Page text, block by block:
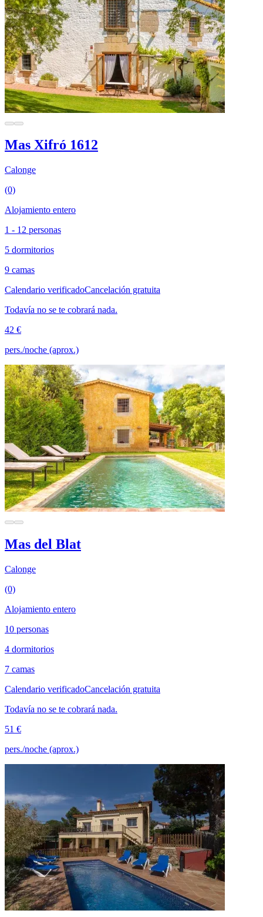
Mas Xifró 1612
Calonge
(0)
Alojamiento entero
1 - 12 personas
5 dormitorios
9 camas
Calendario verificadoCancelación gratuita
Todavía no se te cobrará nada.
42 €
pers./noche (aprox.)
Mas del Blat
Calonge
(0)
Alojamiento entero
10 personas
4 dormitorios
7 camas
Calendario verificadoCancelación gratuita
Todavía no se te cobrará nada.
51 €
pers./noche (aprox.)